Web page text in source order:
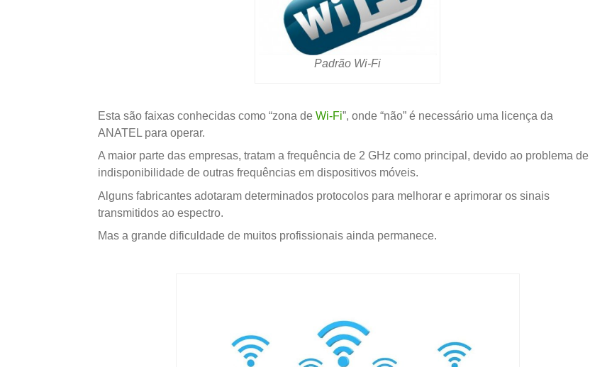
Padrão Wi-Fi
Esta são faixas conhecidas como “zona de Wi-Fi”, onde “não” é necessário uma licença da
ANATEL para operar.
A maior parte das empresas, tratam a frequência de 2 GHz como principal, devido ao problema de
indisponibilidade de outras frequências em dispositivos móveis.
Alguns fabricantes adotaram determinados protocolos para melhorar e aprimorar os sinais
transmitidos ao espectro.
Mas a grande dificuldade de muitos profissionais ainda permanece.